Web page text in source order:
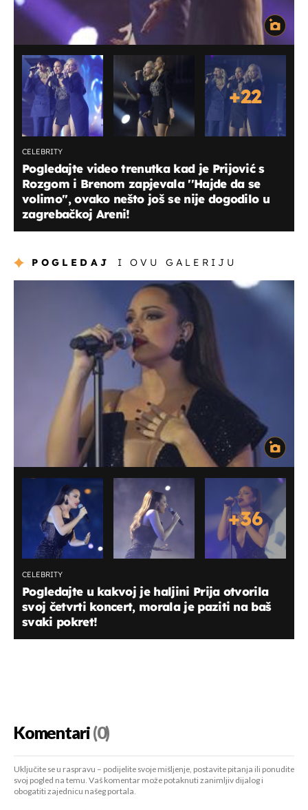
+22
CELEBRITY
Pogledajte video trenutka kad je Prijović s
Rozgom i Brenom zapjevala ''Hajde da se
volimo'', ovako nešto još se nije dogodilo u
zagrebačkoj Areni!
POGLEDAJ I OVU GALERIJU
+36
CELEBRITY
Pogledajte u kakvoj je haljini Prija otvorila
svoj četvrti koncert, morala je paziti na baš
svaki pokret!
Komentari(0)
Uključite se u raspravu – podijelite svoje mišljenje, postavite pitanja ili ponudite
svoj pogled na temu. Vaš komentar može potaknuti zanimljiv dijalog i
obogatiti zajednicu našeg portala.